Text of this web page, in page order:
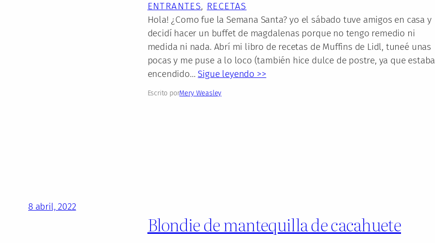
ENTRANTES, RECETAS
Hola! ¿Como fue la Semana Santa? yo el sábado tuve amigos en casa y
decidí hacer un buffet de magdalenas porque no tengo remedio ni
medida ni nada. Abrí mi libro de recetas de Muffins de Lidl, tuneé unas
pocas y me puse a lo loco (también hice dulce de postre, ya que estaba
encendido… Sigue leyendo >>
Escrito porMery Weasley
8 abril, 2022
Blondie de mantequilla de cacahuete